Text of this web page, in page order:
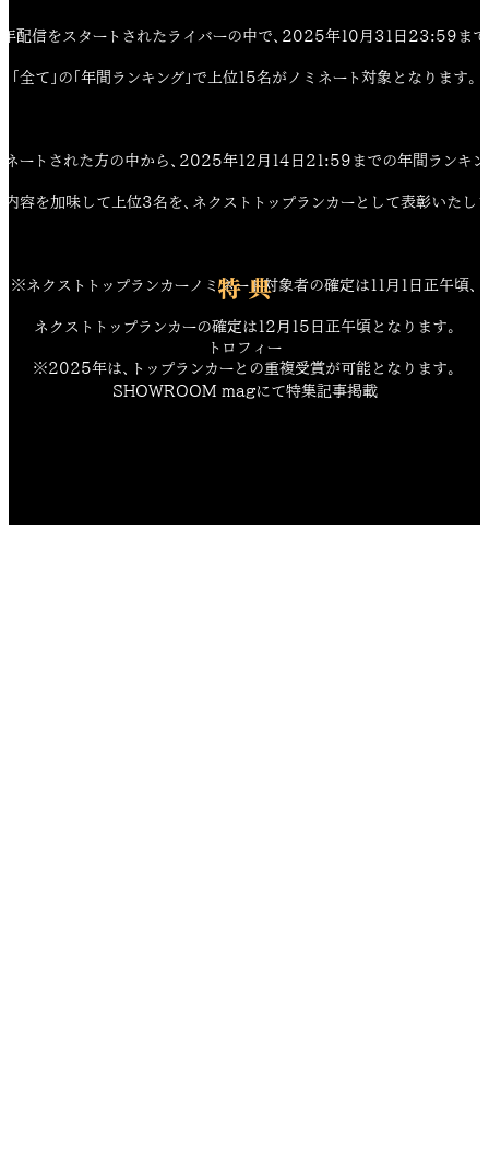
配信をスタートされたライバーの中で、2025年10月31日23:59ま
「全て」の「年間ランキング」で上位15名がノミネート対象となります。
ネートされた方の中から、2025年12月14日21:59までの年間ランキン
内容を加味して上位3名を、ネクストトップランカーとして表彰いたしま
※ネクストトップランカーノミネート対象者の確定は11月1日正午頃、
ネクストトップランカーの確定は12月15日正午頃となります。
※2025年は、トップランカーとの重複受賞が可能となります。
特 典
トロフィー
SHOWROOM magにて特集記事掲載